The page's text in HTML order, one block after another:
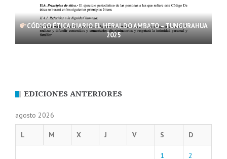
CÓDIGO ÉTICA DIARIO EL HERALDO AMBATO – TUNGURAHUA
2025
EDICIONES ANTERIORES
agosto 2026
L M X J V S D
1 2